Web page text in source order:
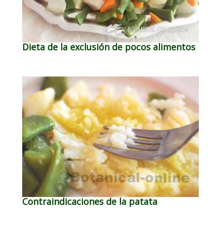
Dieta de la exclusión de pocos alimentos
Contraindicaciones de la patata